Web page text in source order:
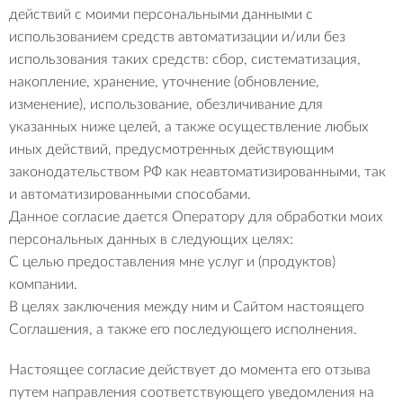
действий с моими персональными данными с
использованием средств автоматизации и/или без
использования таких средств: сбор, систематизация,
накопление, хранение, уточнение (обновление,
изменение), использование, обезличивание для
указанных ниже целей, а также осуществление любых
иных действий, предусмотренных действующим
законодательством РФ как неавтоматизированными, так
и автоматизированными способами.
Данное согласие дается Оператору для обработки моих
персональных данных в следующих целях:
С целью предоставления мне услуг и (продуктов)
компании.
В целях заключения между ним и Сайтом настоящего
Соглашения, а также его последующего исполнения.
Настоящее согласие действует до момента его отзыва
путем направления соответствующего уведомления на